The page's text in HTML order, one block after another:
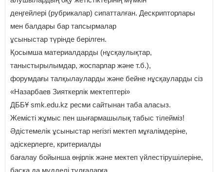
деңгейлері (рубрикалар) сипатталған. Дескрипторлары
мен балдары бар тапсырмалар
ұсыныстар түрінде берілген.
Қосымша материалдарды (нұсқаулықтар,
таныстырылымдар, жоспарлар және т.б.),
форумдағы талқылауларды және бейне нұсқауларды сіз
«Назарбаев Зияткерлік мектептері»
ДББҰ smk.edu.kz ресми сайтынан таба аласыз.
Жемісті жұмыс пен шығармашылық табыс тілейміз!
Әдістемелік ұсыныстар негізгі мектеп мұғалімдеріне,
әдіскерлерге, критериалды
бағалау бойынша өңірлік және мектеп үйлестірушілеріне,
басқа да мүдделі тұлғаларға